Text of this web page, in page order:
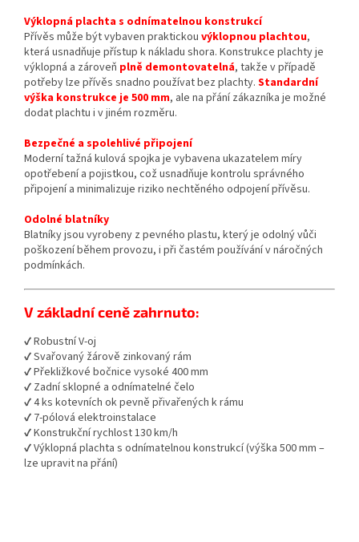
Výklopná plachta s odnímatelnou konstrukcí
Přívěs může být vybaven praktickou výklopnou plachtou,
která usnadňuje přístup k nákladu shora. Konstrukce plachty je
výklopná a zároveň plně demontovatelná, takže v případě
potřeby lze přívěs snadno používat bez plachty. Standardní
výška konstrukce je 500 mm, ale na přání zákazníka je možné
dodat plachtu i v jiném rozměru.
Bezpečné a spolehlivé připojení
Moderní tažná kulová spojka je vybavena ukazatelem míry
opotřebení a pojistkou, což usnadňuje kontrolu správného
připojení a minimalizuje riziko nechtěného odpojení přívěsu.
Odolné blatníky
Blatníky jsou vyrobeny z pevného plastu, který je odolný vůči
poškození během provozu, i při častém používání v náročných
podmínkách.
V základní ceně zahrnuto:
✔ Robustní V-oj
✔ Svařovaný žárově zinkovaný rám
✔ Překližkové bočnice vysoké 400 mm
✔ Zadní sklopné a odnímatelné čelo
✔ 4 ks kotevních ok pevně přivařených k rámu
✔ 7-pólová elektroinstalace
✔ Konstrukční rychlost 130 km/h
✔ Výklopná plachta s odnímatelnou konstrukcí (výška 500 mm –
lze upravit na přání)